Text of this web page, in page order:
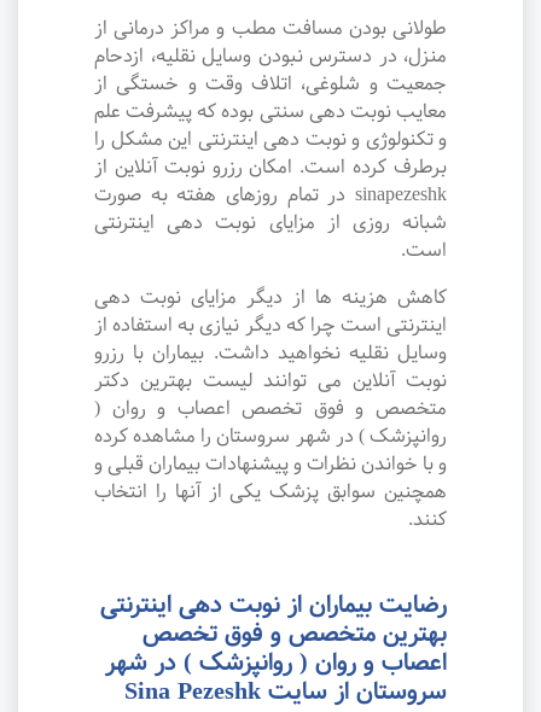
طولانی بودن مسافت مطب و مراکز درمانی از
منزل، در دسترس نبودن وسایل نقلیه، ازدحام
جمعیت و شلوغی، اتلاف وقت و خستگی از
معایب نوبت دهی سنتی بوده که پیشرفت علم
و تکنولوژی و نوبت دهی اینترنتی این مشکل را
برطرف کرده است. امکان رزرو نوبت آنلاین از
sinapezeshk در تمام روزهای هفته به صورت
شبانه روزی از مزایای نوبت دهی اینترنتی
است.
کاهش هزینه ها از دیگر مزایای نوبت دهی
اینترنتی است چرا که دیگر نیازی به استفاده از
وسایل نقلیه نخواهید داشت. بیماران با رزرو
نوبت آنلاین می توانند لیست بهترین دکتر
متخصص و فوق تخصص اعصاب و روان (
روانپزشک ) در شهر سروستان را مشاهده کرده
و با خواندن نظرات و پیشنهادات بیماران قبلی و
همچنین سوابق پزشک یکی از آنها را انتخاب
کنند.
رضایت بیماران از نوبت دهی اینترنتی
بهترین متخصص و فوق تخصص
اعصاب و روان ( روانپزشک ) در شهر
سروستان از سایت Sina Pezeshk